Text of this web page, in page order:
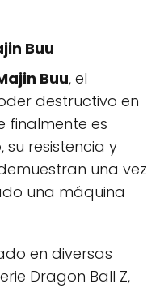
Buu
Buu, el
destructivo en
finalmente es
resistencia y
una vez
una máquina
en diversas
Dragon Ball Z,